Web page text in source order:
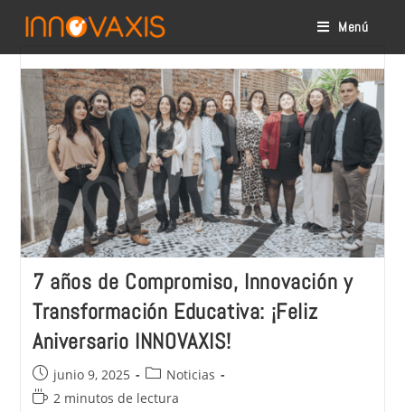
Menú
7 años de Compromiso, Innovación y
Transformación Educativa: ¡Feliz
Aniversario INNOVAXIS!
junio 9, 2025
Noticias
2 minutos de lectura